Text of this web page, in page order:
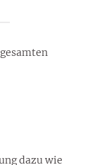
dazu wie